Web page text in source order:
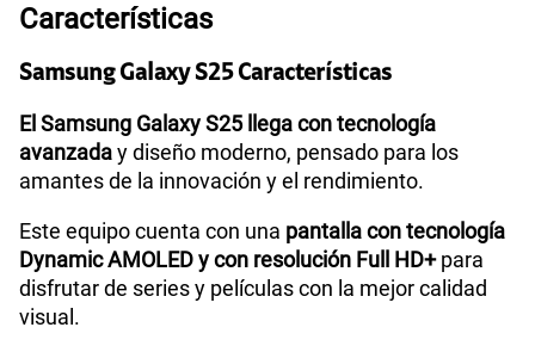
Tecnología de Pantalla
Sistema operativo Android 15
Tamaño de Pantalla 6.2"
Características
Samsung Galaxy S25 Características
El Samsung Galaxy S25 llega con tecnología
avanzaday diseño moderno, pensado para los
amantes de la innovación y el rendimiento.
Este equipo cuenta con una pantalla con tecnología
Dynamic AMOLED y con resolución Full HD+para
disfrutar de series y películas con la mejor calidad
visual.